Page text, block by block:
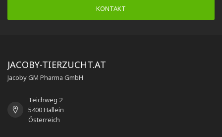
KONTAKT
JACOBY-TIERZUCHT.AT
Jacoby GM Pharma GmbH
Teichweg 2
5400 Hallein
Österreich